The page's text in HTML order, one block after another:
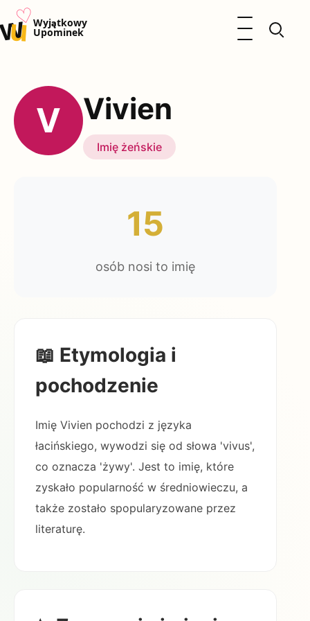
u♡Wyjątkowy
Upominek
Otwórz menu
Kalendarz Imienin
Kobieta
Okazje
Katalog prezentów
V Vivien
Imię żeńskie
15
osób nosi to imię
📖 Etymologia i
pochodzenie
Imię Vivien pochodzi z języka
łacińskiego, wywodzi się od słowa 'vivus',
co oznacza 'żywy'. Jest to imię, które
zyskało popularność w średniowieczu, a
także zostało spopularyzowane przez
literaturę.